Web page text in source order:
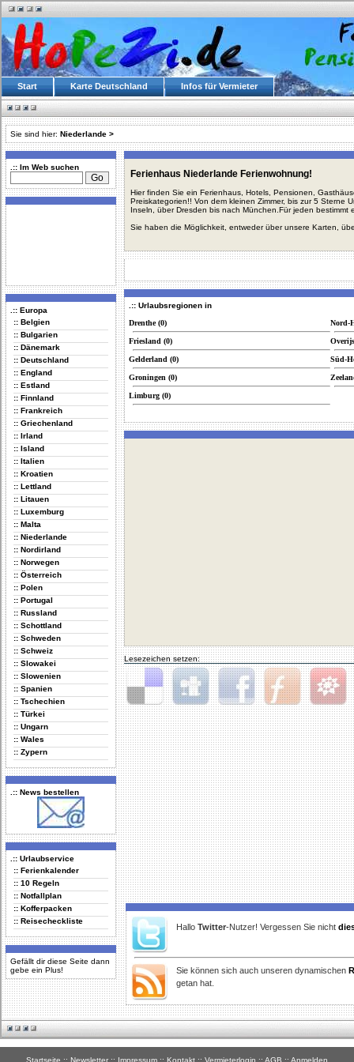
Start Karte Deutschland Infos für Vermieter
Sie sind hier: Niederlande >
.:: Im Web suchen
.:: Europa
:: Belgien
:: Bulgarien
:: Dänemark
:: Deutschland
:: England
:: Estland
:: Finnland
:: Frankreich
:: Griechenland
:: Irland
:: Island
:: Italien
:: Kroatien
:: Lettland
:: Litauen
:: Luxemburg
:: Malta
:: Niederlande
:: Nordirland
:: Norwegen
:: Österreich
:: Polen
:: Portugal
:: Russland
:: Schottland
:: Schweden
:: Schweiz
:: Slowakei
:: Slowenien
:: Spanien
:: Tschechien
:: Türkei
:: Ungarn
:: Wales
:: Zypern
.:: News bestellen
.:: Urlaubservice
:: Ferienkalender
:: 10 Regeln
:: Notfallplan
:: Kofferpacken
:: Reisecheckliste
Gefällt dir diese Seite dann
gebe ein Plus!
Ferienhaus Niederlande Ferienwohnung!
Hier finden Sie ein Ferienhaus, Hotels, Pensionen,
Preiskategorien!! Von dem kleinen Zimmer, bis zur 5 Sterne
Inseln, über Dresden bis nach München.Für jeden bestimmt
Sie haben die Möglichkeit, entweder über unsere Karten,
.:: Urlaubsregionen in
Drenthe (0)
Friesland (0)
Gelderland (0)
Groningen (0)
Limburg (0)
Nord-
Süd-
Lesezeichen setzen:
Delicious Digg Facebook Furl StudiVZ
Hallo Twitter-Nutzer! Vergessen Sie nicht
Sie können sich auch unseren dynamischen
getan hat.
Startseite :: Newsletter :: Impressum :: Kontakt :: Vermieterlogin :: AGB :: Anmelden